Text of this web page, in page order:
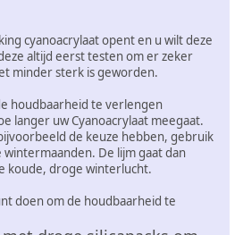
cyanoacrylaat opent en u wilt deze
altijd eerst testen om er zeker
minder sterk is geworden.
houdbaarheid te verlengen
langer uw Cyanoacrylaat meegaat.
de keuze hebben, gebruik
wintermaanden. De lijm gaat dan
koude, droge winterlucht.
doen om de houdbaarheid te